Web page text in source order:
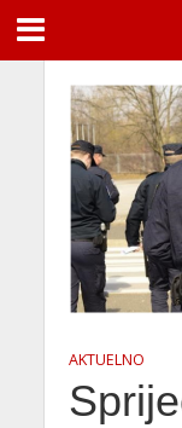
AKTUELNO